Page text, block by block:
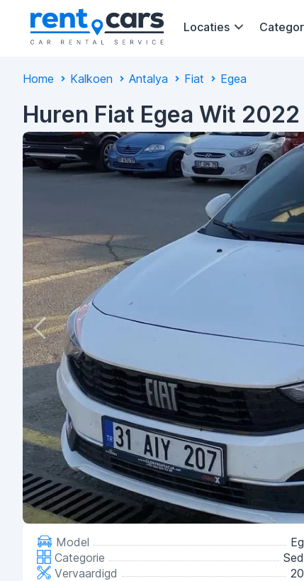
Locaties
Home Kalkoen Antalya Fiat Egea
Huren Fiat Egea Wit
Model
Categorie
Vervaardigd